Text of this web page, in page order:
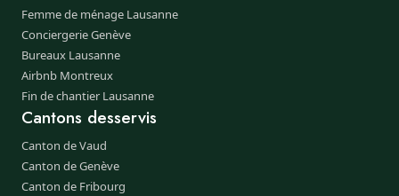
Femme de ménage Lausanne
Conciergerie Genève
Bureaux Lausanne
Airbnb Montreux
Fin de chantier Lausanne
Cantons desservis
Canton de Vaud
Canton de Genève
Canton de Fribourg